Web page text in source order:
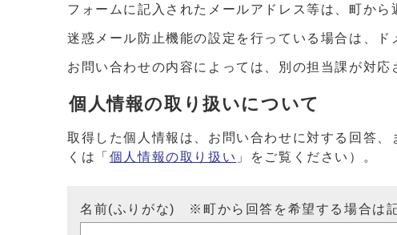
フォームに記入されたメールアドレス等は、町から
迷惑メール防止機能の設定を行っている場合は、
お問い合わせの内容によっては、別の担当課が対応
個人情報の取り扱いについて
取得した個人情報は、お問い合わせに対する回答
くは「 個人情報の取り扱い 」をご覧ください）。
名前(ふりがな) ※町から回答を希望する場合は